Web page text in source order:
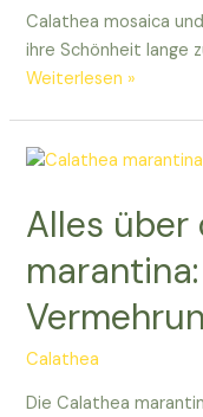
Calathea mosaica
ihre Schönheit lange
Entdeckt
der
mosaica
euer
Zuhause
Weiterlesen »
Alles über
Calathea
Die Calathea